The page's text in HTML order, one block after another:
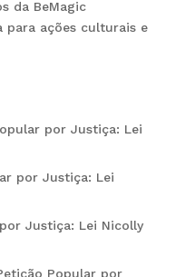
da BeMagic
para ações culturais e
por Justiça: Lei
por Justiça: Lei
Justiça: Lei Nicolly
Popular por